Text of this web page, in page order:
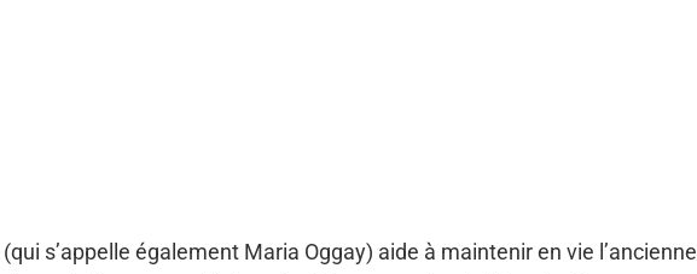
s’appelle également Maria Oggay) aide à maintenir en vie l’ancienne